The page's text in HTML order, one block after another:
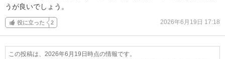
うが良いでしょう。
役に立った 2 2026年6月19日 17:18
この投稿は、2026年6月19日時点の情報です。